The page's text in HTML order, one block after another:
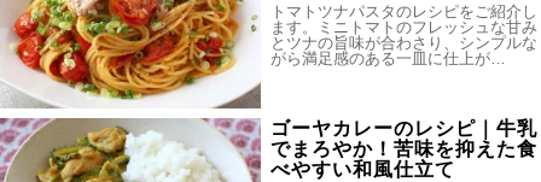
トマトツナパスタのレシピをご紹介し
ます。ミニトマトのフレッシュな甘み
とツナの旨味が合わさり、シンプルな
がら満足感のある一皿に仕上が…
ゴーヤカレーのレシピ｜牛乳
でまろやか！苦味を抑えた食
べやすい和風仕立て